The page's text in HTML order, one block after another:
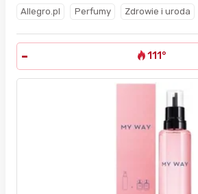
Allegro.pl Perfumy Zdrowie i uroda
- 111°